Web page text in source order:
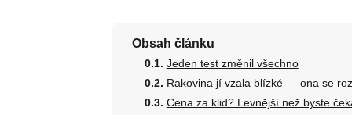
Obsah článku
Jeden test změnil všechno
Rakovina jí vzala blízké — ona se
Cena za klid? Levnější než byste